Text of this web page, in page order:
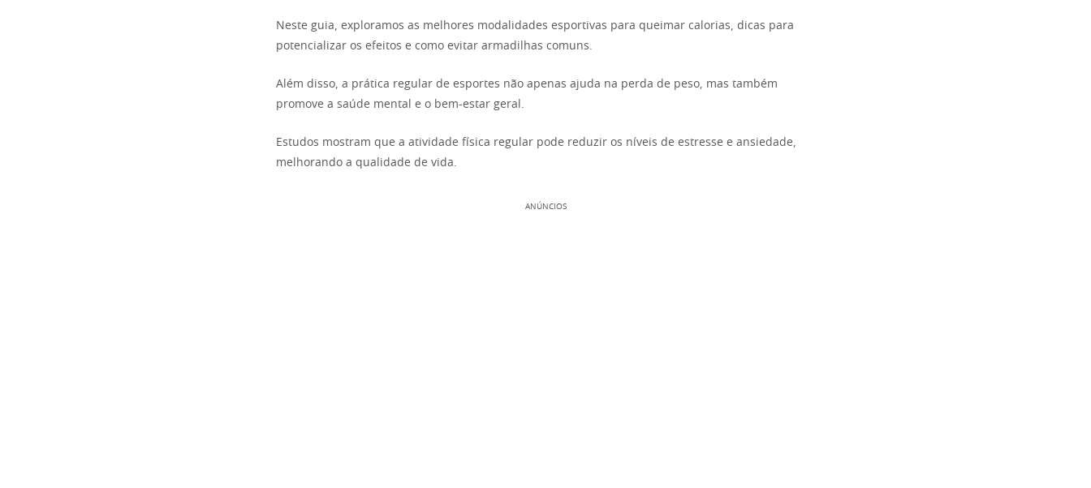
Neste guia, exploramos as melhores modalidades esportivas para queimar calorias, dicas para
potencializar os efeitos e como evitar armadilhas comuns.
Além disso, a prática regular de esportes não apenas ajuda na perda de peso, mas também
promove a saúde mental e o bem-estar geral.
Estudos mostram que a atividade física regular pode reduzir os níveis de estresse e ansiedade,
melhorando a qualidade de vida.
ANÚNCIOS